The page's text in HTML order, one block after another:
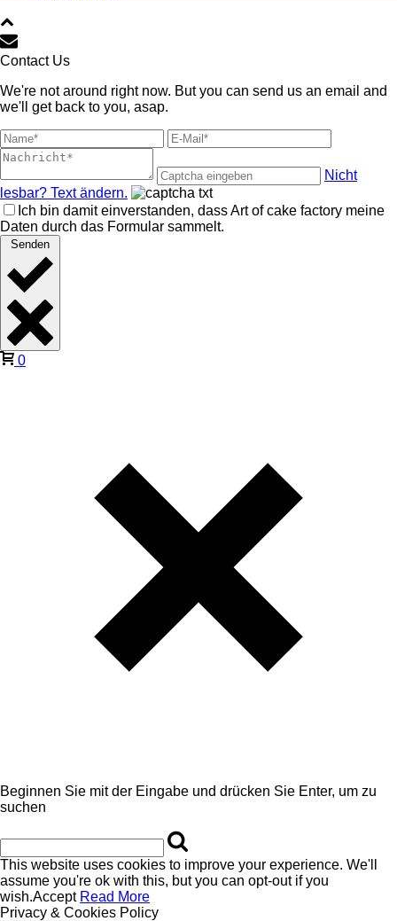
Contact Us
We're not around right now. But you can send us an email and
we'll get back to you, asap.
Nicht
lesbar? Text ändern.
Ich bin damit einverstanden, dass Art of cake factory meine
Daten durch das Formular sammelt.
Senden
0
Beginnen Sie mit der Eingabe und drücken Sie Enter, um zu
suchen
This website uses cookies to improve your experience. We'll
assume you're ok with this, but you can opt-out if you
wish.Accept Read More
Privacy & Cookies Policy